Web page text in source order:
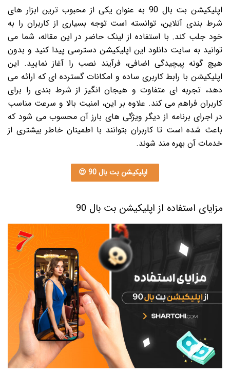
اپلیکیشن بت بال 90 به عنوان یکی از محبوب ترین ابزار های
شرط بندی آنلاین، توانسته است توجه بسیاری از کاربران را به
خود جلب کند. با استفاده از لینک حاضر در این مقاله، شما می
توانید به سایت دانلود این اپلیکیشن دسترسی پیدا کنید و بدون
هیچ گونه پیچیدگی اضافی، فرآیند نصب را آغاز نمایید. این
اپلیکیشن با رابط کاربری ساده و امکانات گسترده ای که ارائه می
دهد، تجربه ای متفاوت و هیجان انگیز از شرط بندی را برای
کاربران فراهم می کند. علاوه بر این، امنیت بالا و سرعت مناسب
در اجرای برنامه از دیگر ویژگی های بارز آن محسوب می شود که
باعث شده است تا کاربران بتوانند با اطمینان خاطر بیشتری از
خدمات آن بهره مند شوند.
اپلیکیشن بت بال 90 😍
مزایای استفاده از اپلیکیشن بت بال 90